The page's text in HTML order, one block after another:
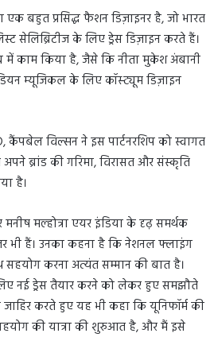
एक बहुत प्रसिद्ध फैशन डिज़ाइनर है, जो भारत
सेलिब्रिटीज के लिए ड्रेस डिज़ाइन करते हैं।
में काम किया है, जैसे कि नीता मुकेश अंबानी
म्यूजिकल के लिए कॉस्ट्यूम डिज़ाइन
कैंपबेल विल्सन ने इस पार्टनरशिप को स्वागत
ब्रांड की गरिमा, विरासत और संस्कृति
है।
मल्होत्रा एयर इंडिया के दृढ़ समर्थक
भी हैं। उनका कहना है क‍ि नेशनल फ्लाइंग
सहयोग करना अत्यंत सम्मान की बात है।
नई ड्रेस तैयार करने को लेकर हुए समझौते
जाह‍िर करते हुए यह भी कहा क‍ि यून‍िफॉर्म की
की यात्रा की शुरुआत है, और मैं इसे